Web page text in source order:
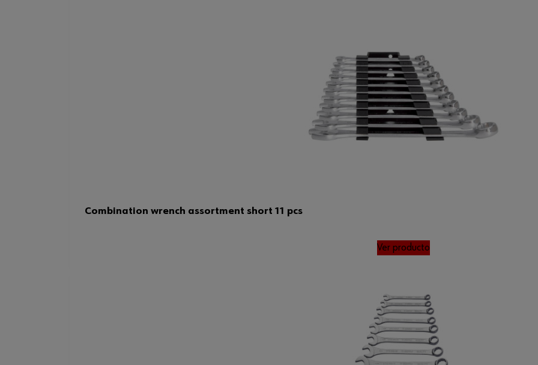
Combination wrench assortment short 11 pcs
Ver producto